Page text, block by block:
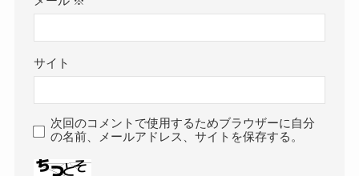
サイト
次回のコメントで使用するためブラウザーに自分
の名前、メールアドレス、サイトを保存する。